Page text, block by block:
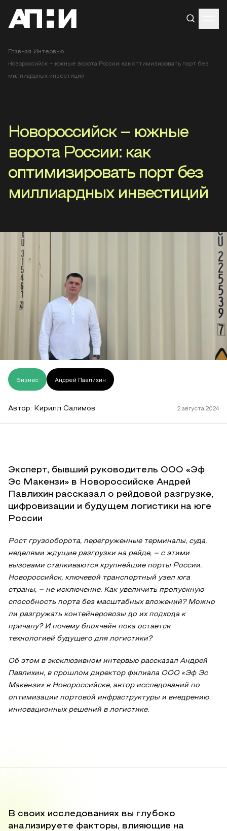
Главная Интервью
Новороссийск – южные ворота России: как оптимизировать порт без
миллиардных инвестиций
Новороссийск – южные
ворота России: как
оптимизировать порт без
миллиардных инвестиций
Бизнес Андрей Павлихин
Автор: Кирилл Салимов 2 августа 2024
Эксперт, бывший руководитель ООО «Эф
Эс Макензи» в Новороссийске Андрей
Павлихин рассказал о рейдовой разгрузке,
цифровизации и будущем логистики на юге
России
Рост грузооборота, перегруженные терминалы, суда,
неделями ждущие разгрузки на рейде, – с этими
вызовами сталкиваются крупнейшие порты России.
Новороссийск, ключевой транспортный узел юга
страны, – не исключение. Как увеличить пропускную
способность порта без масштабных вложений? Можно
ли разгружать контейнеровозы до их подхода к
причалу? И почему блокчейн пока остается
технологией будущего для логистики?
Об этом в эксклюзивном интервью рассказал Андрей
Павлихин, в прошлом директор филиала ООО «Эф Эс
Макензи» в Новороссийске, автор исследований по
оптимизации портовой инфраструктуры и внедрению
инновационных решений в логистике.
В своих исследованиях вы глубоко
анализируете факторы, влияющие на